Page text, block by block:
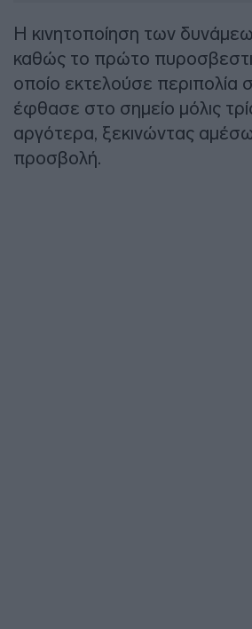
Η κινητοποίηση των
καθώς το πρώτο
οποίο εκτελούσε περιπολία
έφθασε στο σημείο μόλις
αργότερα, ξεκινώντας
προσβολή.